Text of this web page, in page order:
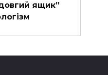
ящик”